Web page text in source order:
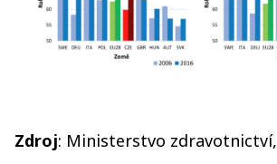
Zdroj: Ministerstvo zdravotnictví,